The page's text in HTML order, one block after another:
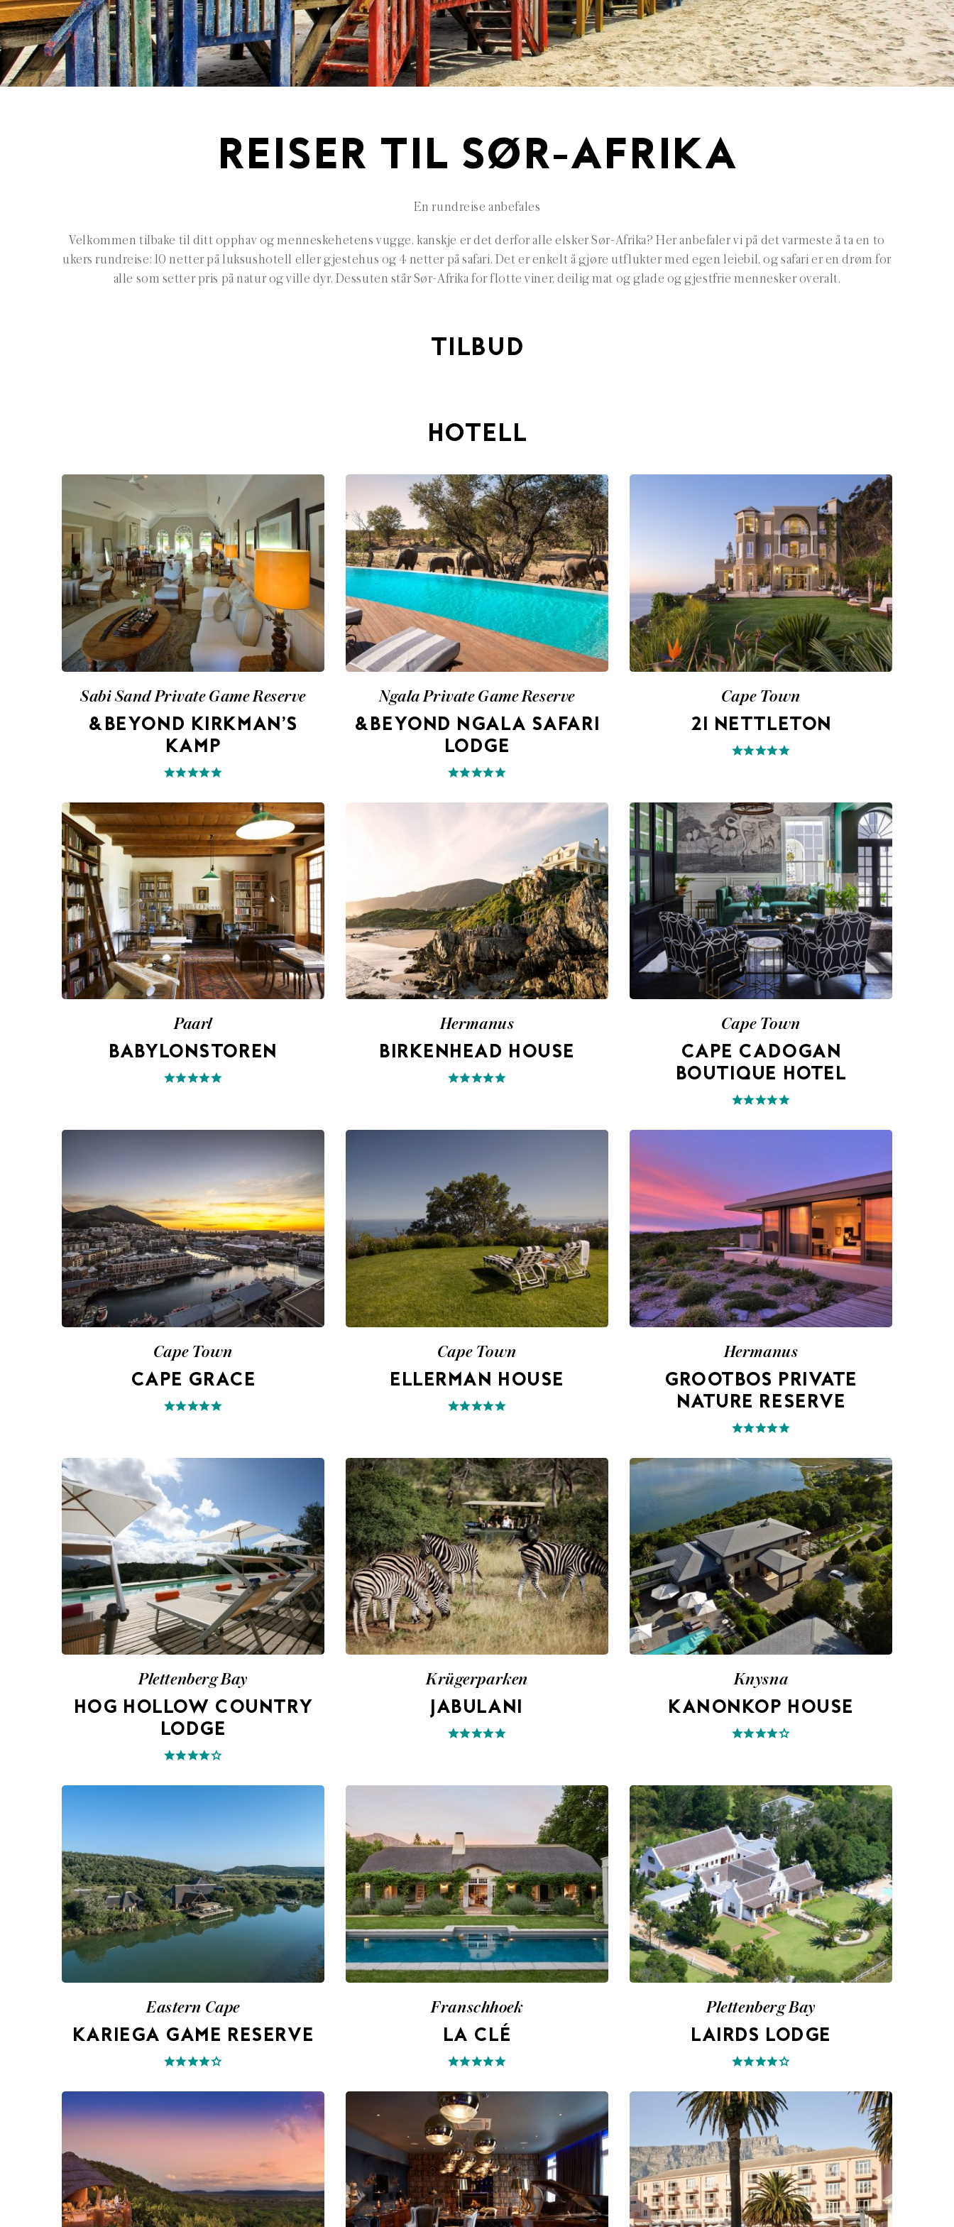
REISER TIL SØR-AFRIKA
En rundreise anbefales
Velkommen tilbake til ditt opphav og menneskehetens vugge, kanskje er det derfor alle elsker Sør-Afrika? Her anbefaler vi på det varmeste å ta en to
ukers rundreise: 10 netter på luksushotell eller gjestehus og 4 netter på safari. Det er enkelt å gjøre utflukter med egen leiebil, og safari er en drøm for
alle som setter pris på natur og ville dyr. Dessuten står Sør-Afrika for flotte viner, deilig mat og glade og gjestfrie mennesker overalt.
TILBUD
HOTELL
Sabi Sand Private Game Reserve
&BEYOND KIRKMAN’S
KAMP
Ngala Private Game Reserve
&BEYOND NGALA SAFARI
LODGE
Cape Town
21 NETTLETON
Paarl
BABYLONSTOREN
Hermanus
BIRKENHEAD HOUSE
Cape Town
CAPE CADOGAN
BOUTIQUE HOTEL
Cape Town
CAPE GRACE
Cape Town
ELLERMAN HOUSE
Hermanus
GROOTBOS PRIVATE
NATURE RESERVE
Plettenberg Bay
HOG HOLLOW COUNTRY
LODGE
Krügerparken
JABULANI
Knysna
KANONKOP HOUSE
Eastern Cape
KARIEGA GAME RESERVE
Franschhoek
LA CLÉ
Plettenberg Bay
LAIRDS LODGE